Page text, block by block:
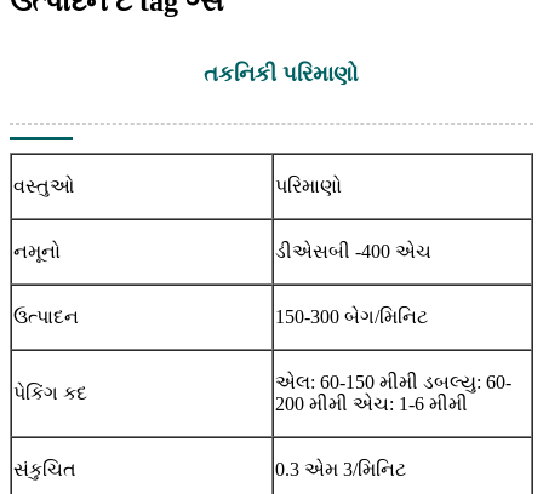
તકનિકી પરિમાણો
વસ્તુઓ પરિમાણો
નમૂનો ડીએસબી -400 એચ
ઉત્પાદન 150-300 બેગ/મિનિટ
પેકિંગ કદ
એલ: 60-150 મીમી ડબલ્યુ: 60-
200 મીમી એચ: 1-6 મીમી
સંકુચિત 0.3 એમ 3/મિનિટ